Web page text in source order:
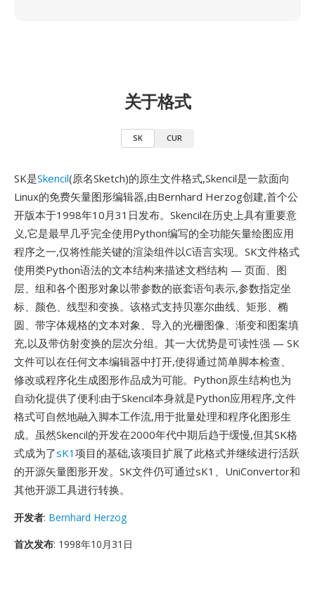
关于格式
SK CUR
SK是Skencil(原名Sketch)的原生文件格式,Skencil是一款面向
Linux的免费矢量图形编辑器,由Bernhard Herzog创建,首个公
开版本于1998年10月31日发布。Skencil在历史上具有重要意
义,它是最早几乎完全使用Python编写的全功能矢量绘图应用
程序之一,仅将性能关键的渲染组件以C语言实现。SK文件格式
使用类Python语法的文本结构来描述文档结构 — 页面、图
层、组和各个图形对象以带参数的嵌套语句表示,参数指定坐
标、颜色、线型和变换。该格式支持贝塞尔曲线、矩形、椭
圆、带字体规格的文本对象、导入的光栅图像、渐变和图案填
充,以及带仿射变换的层次分组。其一大优势是可读性强 — SK
文件可以在任何文本编辑器中打开,使得通过简单脚本检查、
修改或程序化生成图形作品成为可能。Python原生结构也为
自动化提供了便利:由于Skencil本身就是Python应用程序,文件
格式可自然地融入脚本工作流,用于批量处理和程序化图形生
成。虽然Skencil的开发在2000年代中期后趋于缓慢,但其SK格
式成为了sK1 项目的基础,该项目扩展了此格式并继续进行活跃
的开源矢量图形开发。SK文件仍可通过sK1、UniConvertor和
其他开源工具进行转换。
开发者: Bernhard Herzog
首次发布: 1998年10月31日